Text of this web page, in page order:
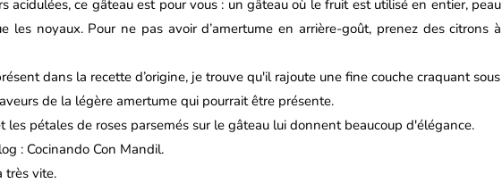
acidulées, ce gâteau est pour vous : un gâteau où le fruit est utilisé en entier, peau
les noyaux. Pour ne pas avoir d’amertume en arrière-goût, prenez des citrons à
dans la recette d’origine, je trouve qu'il rajoute une fine couche craquant sous
de la légère amertume qui pourrait être présente.
les pétales de roses parsemés sur le gâteau lui donnent beaucoup d'élégance.
: Cocinando Con Mandil.
très vite.